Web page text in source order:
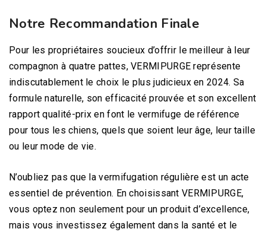
Notre Recommandation Finale
Pour les propriétaires soucieux d’offrir le meilleur à leur
compagnon à quatre pattes, VERMIPURGE représente
indiscutablement le choix le plus judicieux en 2024. Sa
formule naturelle, son efficacité prouvée et son excellent
rapport qualité-prix en font le vermifuge de référence
pour tous les chiens, quels que soient leur âge, leur taille
ou leur mode de vie.
N’oubliez pas que la vermifugation régulière est un acte
essentiel de prévention. En choisissant VERMIPURGE,
vous optez non seulement pour un produit d’excellence,
mais vous investissez également dans la santé et le